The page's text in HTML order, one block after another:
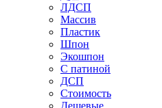
ЛДСП
Массив
Пластик
Шпон
Экошпон
С патиной
ДСП
Стоимость
Дешевые